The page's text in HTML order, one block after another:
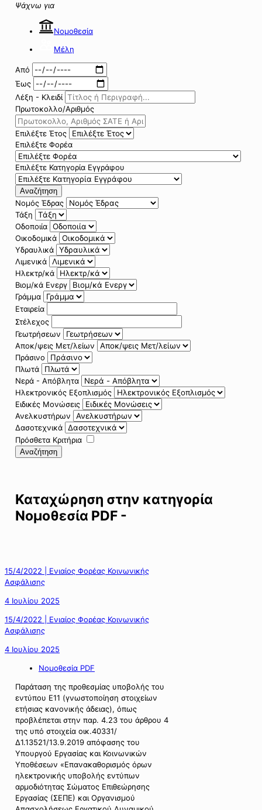
Ψάχνω για
Νομοθεσία
Μέλη
Από
Έως
Λέξη - Κλειδί
Πρωτοκολλο/Αριθμός
Επιλέξτε Έτος
Επιλέξτε Φορέα
Επιλέξτε Κατηγορία Εγγράφου
Αναζήτηση
Νομός Έδρας
Τάξη
Οδοποιία
Οικοδομικά
Υδραυλικά
Λιμενικά
Ηλεκτρ/κά
Βιομ/κά Ενεργ
Γράμμα
Εταιρεία
Στέλεχος
Γεωτρήσεων
Αποκ/ψεις Μετ/λείων
Πράσινο
Πλωτά
Νερά - Απόβλητα
Ηλεκτρονικός Εξοπλισμός
Ειδικές Μονώσεις
Ανελκυστήρων
Δασοτεχνικά
Πρόσθετα Κριτήρια
Αναζήτηση
Καταχώρηση στην κατηγορία
Νομοθεσία PDF -
15/4/2022 | Ενιαίος Φορέας Κοινωνικής
Ασφάλισης
4 Ιουλίου 2025
15/4/2022 | Ενιαίος Φορέας Κοινωνικής
Ασφάλισης
4 Ιουλίου 2025
Νομοθεσία PDF
Παράταση της προθεσμίας υποβολής του
εντύπου Ε11 (γνωστοποίηση στοιχείων
ετήσιας κανονικής άδειας), όπως
προβλέπεται στην παρ. 4.23 του άρθρου 4
της υπό στοιχεία οικ.40331/
Δ1.13521/13.9.2019 απόφασης του
Υπουργού Εργασίας και Κοινωνικών
Υποθέσεων «Επανακαθορισμός όρων
ηλεκτρονικής υποβολής εντύπων
αρμοδιότητας Σώματος Επιθεώρησης
Εργασίας (ΣΕΠΕ) και Οργανισμού